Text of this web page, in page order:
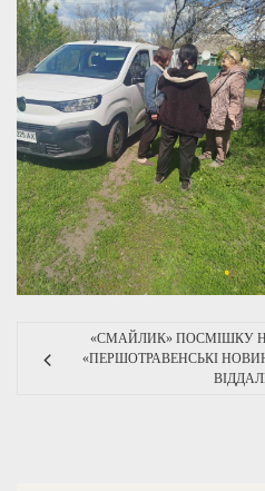
«СМАЙЛИК» ПОСМІШКУ
«ПЕРШОТРАВЕНСЬКІ